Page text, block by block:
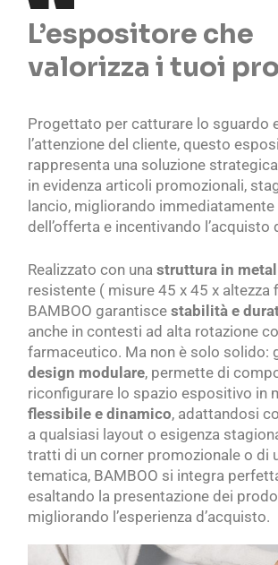
L’espositore che
valorizza i tuoi
Progettato per catturare lo sguardo
l’attenzione del cliente, questo
rappresenta una soluzione
in evidenza articoli promozionali,
lancio, migliorando
dell’offerta e incentivando l’acquisto
Realizzato con unastruttura in
resistente ( misure 45 x 45 x altezza
BAMBOO garantiscestabilità e
anche in contesti ad alta rotazione
farmaceutico. Ma non è solo solido:
design modulare, permette di
riconfigurare lo spazio espositivo in
flessibile e dinamico, adattandosi
a qualsiasi layout o esigenza
tratti di un corner promozionale o di
tematica, BAMBOO si integra
esaltando la presentazione dei
migliorando l’esperienza d’acquisto.